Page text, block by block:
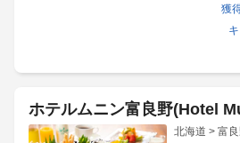
獲
ホテルムニン富良野(Hotel
北海道 > 富